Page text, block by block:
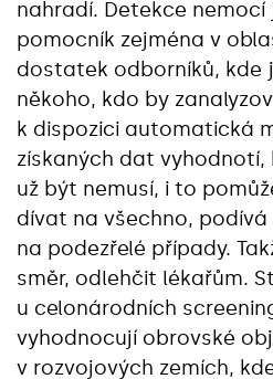
nahradí. Detekce
pomocník zejména v
dostatek odborníků, kde
někoho, kdo by
k dispozici automatická
získaných dat vyhodnotí,
už být nemusí, i to
dívat na všechno,
na podezřelé případy.
směr, odlehčit lékařům.
u celonárodních
vyhodnocují obrovské
v rozvojových zemích,